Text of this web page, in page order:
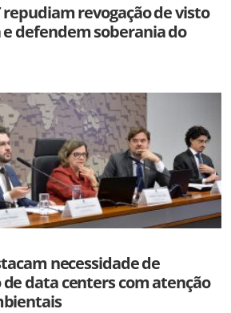
repudiam revogação de visto
defendem soberania do
necessidade de
data centers com atenção